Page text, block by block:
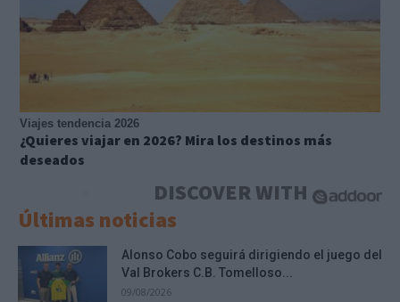
Viajes tendencia 2026
¿Quieres viajar en 2026? Mira los destinos más
deseados
DISCOVER WITH
Últimas noticias
Alonso Cobo seguirá dirigiendo el juego del
Val Brokers C.B. Tomelloso...
09/08/2026